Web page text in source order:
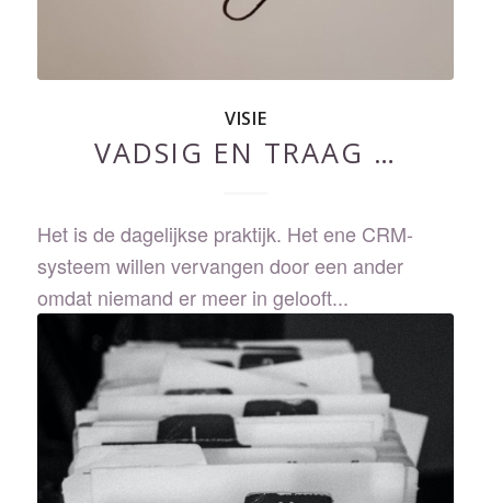
VISIE
VADSIG EN TRAAG …
Het is de dagelijkse praktijk. Het ene CRM-
systeem willen vervangen door een ander
omdat niemand er meer in gelooft...